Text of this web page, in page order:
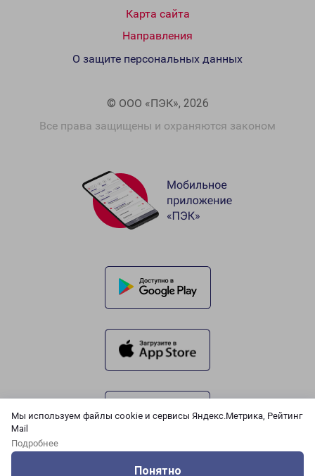
Мы используем файлы cookie и сервисы Яндекс.Метрика, Рейтинг
Mail
Подробнее
Понятно
Карта сайта
Направления
© ООО «ПЭК», 2026
Все права защищены и охраняются законом
О защите персональных данных